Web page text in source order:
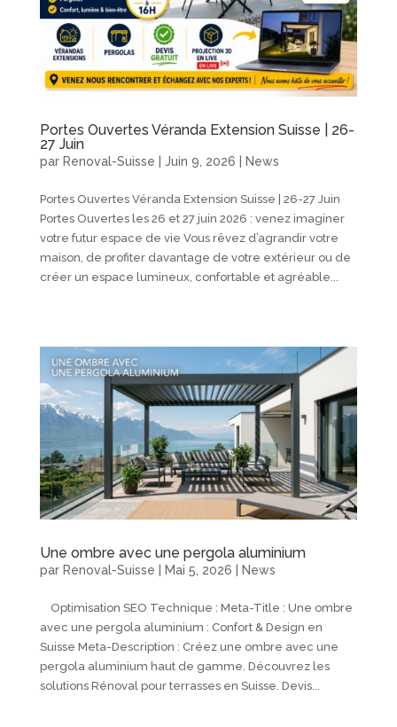
Portes Ouvertes Véranda Extension Suisse | 26-
27 Juin
par Renoval-Suisse | Juin 9, 2026 | News
Portes Ouvertes Véranda Extension Suisse | 26-27 Juin
Portes Ouvertes les 26 et 27 juin 2026 : venez imaginer
votre futur espace de vie Vous rêvez d’agrandir votre
maison, de profiter davantage de votre extérieur ou de
créer un espace lumineux, confortable et agréable...
Une ombre avec une pergola aluminium
par Renoval-Suisse Mai 5, 2026 News
Optimisation SEO Technique : Meta-Title : Une ombre
avec une pergola aluminium : Confort & Design en
Suisse Meta-Description : Créez une ombre avec une
pergola aluminium haut de gamme. Découvrez les
solutions Rénoval pour terrasses en Suisse. Devis...